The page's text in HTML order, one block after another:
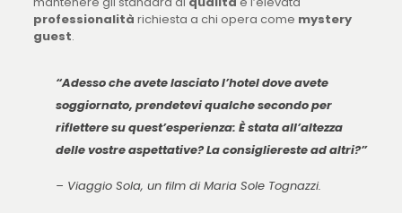
professionalità richiesta a chi opera come mystery
guest.
“Adesso che avete lasciato l’hotel dove avete
soggiornato, prendetevi qualche secondo per
riflettere su quest’esperienza: È stata all’altezza
delle vostre aspettative? La consigliereste ad altri?”
– Viaggio Sola, un film di Maria Sole Tognazzi.